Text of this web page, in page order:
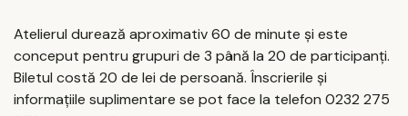
Atelierul durează aproximativ 60 de minute și este
conceput pentru grupuri de 3 până la 20 de participanți.
Biletul costă 20 de lei de persoană. Înscrierile și
informațiile suplimentare se pot face la telefon 0232 275